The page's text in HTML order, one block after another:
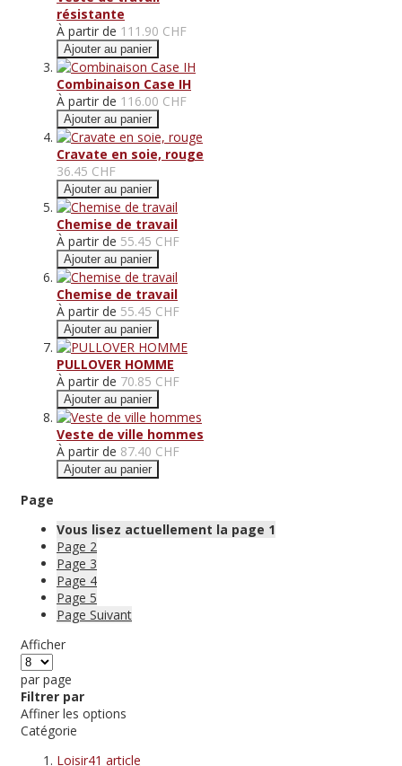
résistante
À partir de 111.90 CHF
Ajouter au panier
Combinaison Case IH
À partir de 116.00 CHF
Ajouter au panier
Cravate en soie, rouge
36.45 CHF
Ajouter au panier
Chemise de travail
À partir de 55.45 CHF
Ajouter au panier
Chemise de travail
À partir de 55.45 CHF
Ajouter au panier
PULLOVER HOMME
À partir de 70.85 CHF
Ajouter au panier
Veste de ville hommes
À partir de 87.40 CHF
Ajouter au panier
Page
Vous lisez actuellement la page 1
Page 2
Page 3
Page 4
Page 5
Page Suivant
Afficher
par page
Filtrer par
Affiner les options
Catégorie
Loisir41 article